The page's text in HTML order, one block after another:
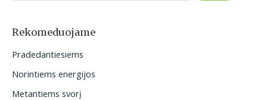
o
:
Rekomeduojame
Pradedantiesiems
Norintiems energijos
Metantiems svorį